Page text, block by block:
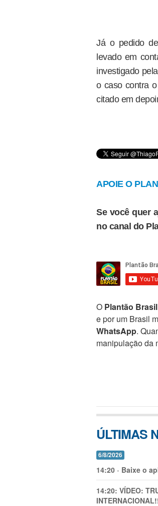
Já o pedido
levado em
investigado
o caso contra
citado em
APOIE O
Se você quer
no canal do
O Plantão Brasil
e por um Brasil
WhatsApp.
manipulação da
ÚLTIMAS
6/8/2026
14:20 - Baixe o
14:20: VÍDEO: